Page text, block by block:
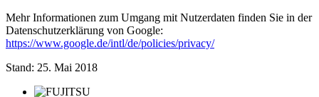
Mehr Informationen zum Umgang mit Nutzerdaten finden Sie in der
Datenschutzerklärung von Google:
https://www.google.de/intl/de/policies/privacy/
Stand: 25. Mai 2018